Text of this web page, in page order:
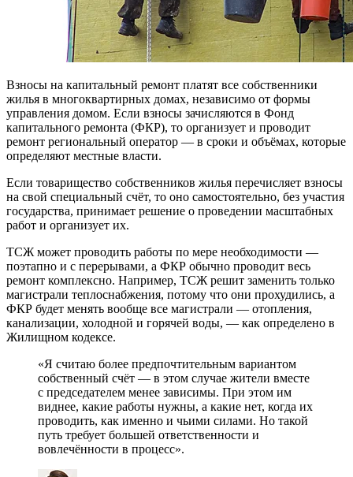
Взносы на капитальный ремонт платят все собственники
жилья в многоквартирных домах, независимо от формы
управления домом. Если взносы зачисляются в Фонд
капитального ремонта (ФКР), то организует и проводит
ремонт региональный оператор — в сроки и объёмах, которые
определяют местные власти.
Если товарищество собственников жилья перечисляет взносы
на свой специальный счёт, то оно самостоятельно, без участия
государства, принимает решение о проведении масштабных
работ и организует их.
ТСЖ может проводить работы по мере необходимости —
поэтапно и с перерывами, а ФКР обычно проводит весь
ремонт комплексно. Например, ТСЖ решит заменить только
магистрали теплоснабжения, потому что они прохудились, а
ФКР будет менять вообще все магистрали — отопления,
канализации, холодной и горячей воды, — как определено в
Жилищном кодексе.
«Я считаю более предпочтительным вариантом
собственный счёт — в этом случае жители вместе
с председателем менее зависимы. При этом им
виднее, какие работы нужны, а какие нет, когда их
проводить, как именно и чьими силами. Но такой
путь требует большей ответственности и
вовлечённости в процесс».